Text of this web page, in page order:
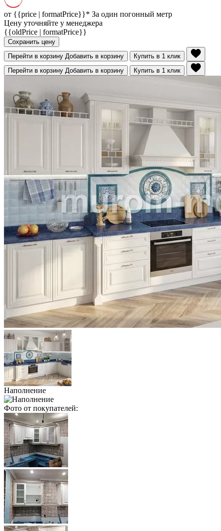
от {{price | formatPrice}}* За один погонный метр
Цену уточняйте у менеджера
{{oldPrice | formatPrice}}
Сохранить цену
Перейти в корзину Добавить в корзину
Купить в 1 клик
Перейти в корзину Добавить в корзину Купить в 1 клик
Наполнение
Фото от покупателей: